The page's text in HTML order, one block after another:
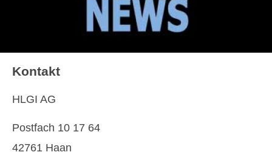
Kontakt
HLGI AG
Postfach 10 17 64
42761 Haan